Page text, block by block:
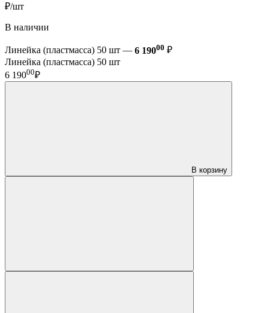
₽/шт
В наличии
Линейка (пластмасса) 50 шт — 6 19000 ₽
Линейка (пластмасса) 50 шт
6 19000₽
В корзину